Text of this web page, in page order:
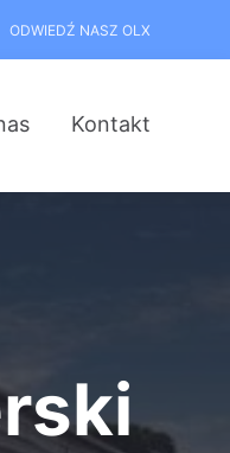
ODWIEDŹ NASZ OLX
Kontakt